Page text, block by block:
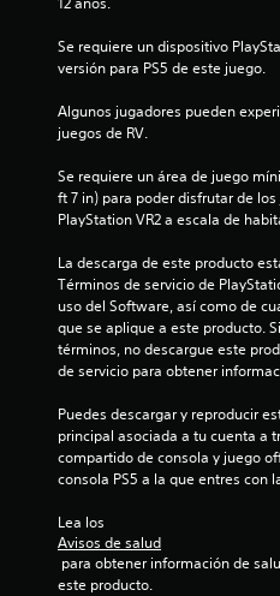
Se requiere un dispositivo
versión para PS5 de este juego.
Algunos jugadores pueden
juegos de RV.
Se requiere un área de juego
ft 7 in) para poder disfrutar de
PlayStation VR2 a escala de
La descarga de este producto
Términos de servicio de
uso del Software, así como de
que se aplique a este producto.
términos, no descargue este
de servicio para obtener
Puedes descargar y reproducir
principal asociada a tu cuenta a
compartido de consola y juego
consola PS5 a la que entres con
Lea los
Avisos de salud
este producto.